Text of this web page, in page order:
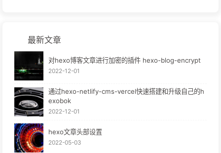
最新文章
对hexo博客文章进行加密的插件 hexo-blog-encrypt
2022-12-01
通过hexo-netlify-cms-vercel快速搭建和升级自己的h
exobok
2022-12-01
hexo文章头部设置
2022-05-03